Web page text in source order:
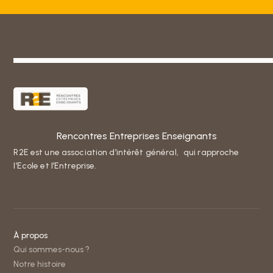
Rencontres Entreprises Enseignants
R2E est une association d’intérêt général, qui rapproche
l’Ecole et l’Entreprise.
À propos
Qui sommes-nous ?
Notre histoire